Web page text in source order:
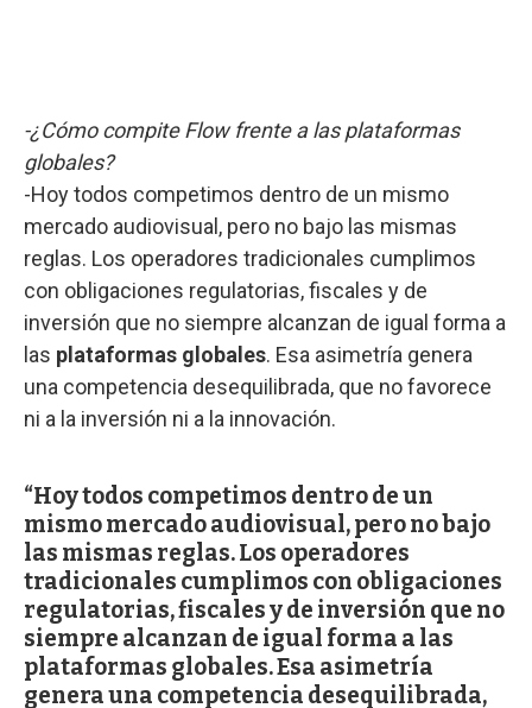
-¿Cómo compite Flow frente a las plataformas
globales?
-Hoy todos competimos dentro de un mismo
mercado audiovisual, pero no bajo las mismas
reglas. Los operadores tradicionales cumplimos
con obligaciones regulatorias, fiscales y de
inversión que no siempre alcanzan de igual forma a
las plataformas globales. Esa asimetría genera
una competencia desequilibrada, que no favorece
ni a la inversión ni a la innovación.
Hoy todos competimos dentro de un
mismo mercado audiovisual, pero no bajo
las mismas reglas. Los operadores
tradicionales cumplimos con obligaciones
regulatorias, fiscales y de inversión que no
siempre alcanzan de igual forma a las
plataformas globales. Esa asimetría
genera una competencia desequilibrada,